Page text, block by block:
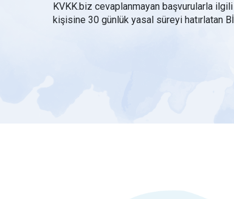
KVKK.biz cevaplanmayan başvurularla
kişisine 30 günlük yasal süreyi hatırlatan